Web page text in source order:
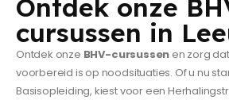
Ontdek onze
cursussen in
Ontdek onze BHV-cursussen en zorg
voorbereid is op noodsituaties. Of u nu
Basisopleiding, kiest voor een